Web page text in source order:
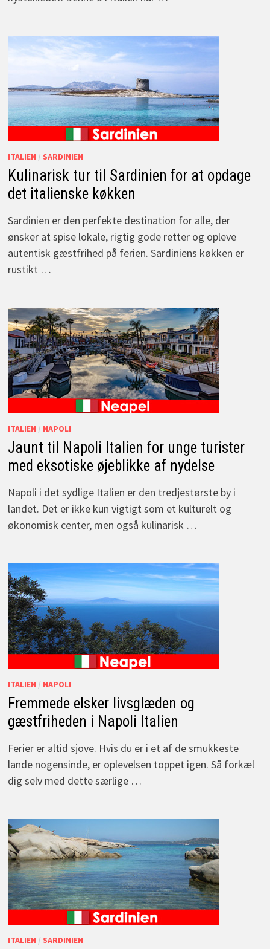
ITALIEN / SARDINIEN
Kulinarisk tur til Sardinien for at opdage
det italienske køkken
Sardinien er den perfekte destination for alle, der
ønsker at spise lokale, rigtig gode retter og opleve
autentisk gæstfrihed på ferien. Sardiniens køkken er
rustikt …
ITALIEN / NAPOLI
Jaunt til Napoli Italien for unge turister
med eksotiske øjeblikke af nydelse
Napoli i det sydlige Italien er den tredjestørste by i
landet. Det er ikke kun vigtigt som et kulturelt og
økonomisk center, men også kulinarisk …
ITALIEN / NAPOLI
Fremmede elsker livsglæden og
gæstfriheden i Napoli Italien
Ferier er altid sjove. Hvis du er i et af de smukkeste
lande nogensinde, er oplevelsen toppet igen. Så forkæl
dig selv med dette særlige …
ITALIEN / SARDINIEN